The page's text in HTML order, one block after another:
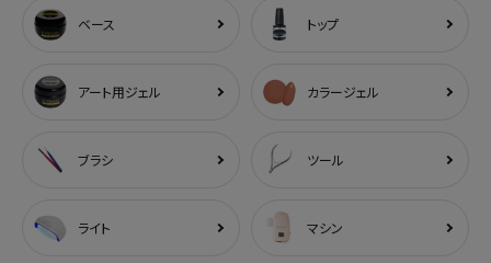
ベース トップ
アート用ジェル カラージェル
ブラシ ツール
ライト マシン